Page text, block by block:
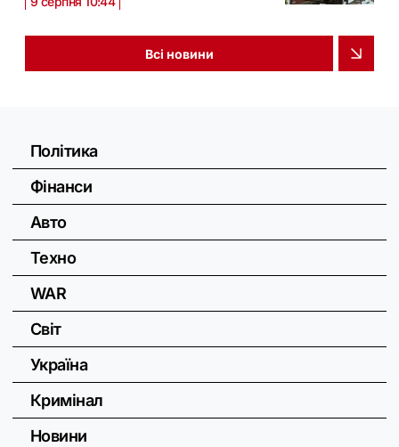
Всі новини
Політика
Фінанси
Авто
Техно
WAR
Світ
Україна
Кримінал
Новини